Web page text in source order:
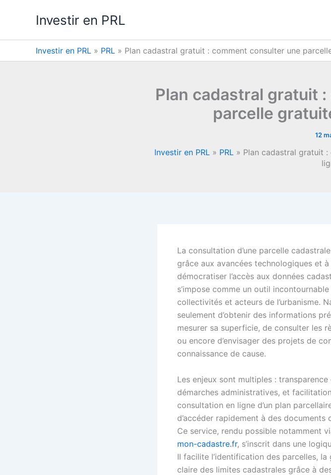
Investir en PRL
Investir en PRL » PRL » Plan cadastral gratuit : comment consulter une
Plan cadastral gratuit
parcelle
12
Investir en PRL» PRL» Plan cadastral gratuit
La consultation d’une parcelle
grâce aux avancées technologiques et
démocratiser l’accès aux données
s’impose comme un outil
collectivités et acteurs de l’urbanisme.
seulement d’obtenir des informations
mesurer sa superficie, de consulter les
ou encore d’envisager des projets de
connaissance de cause.
Les enjeux sont multiples :
démarches administratives, et
consultation en ligne d’un plan
d’accéder rapidement à des
Ce service, rendu possible notamment
mon-cadastre.fr, s’inscrit dans une
Il facilite l’identification des parcelles,
claire des limites cadastrales grâce à